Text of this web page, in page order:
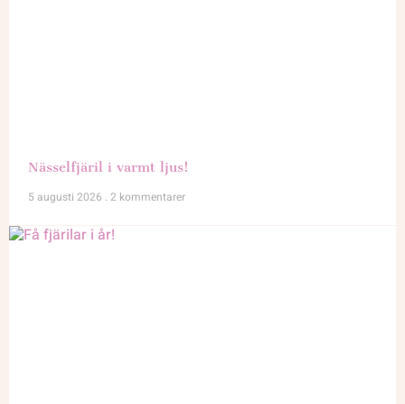
Nässelfjäril i varmt ljus!
5 augusti 2026 2 kommentarer